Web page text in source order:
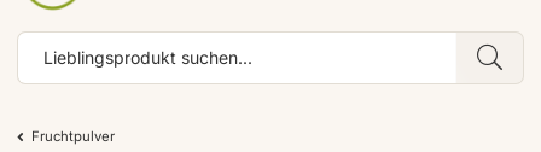
Fruchtpulver